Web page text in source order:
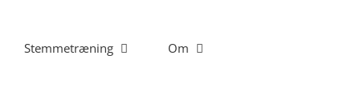
Stemmetræning Om